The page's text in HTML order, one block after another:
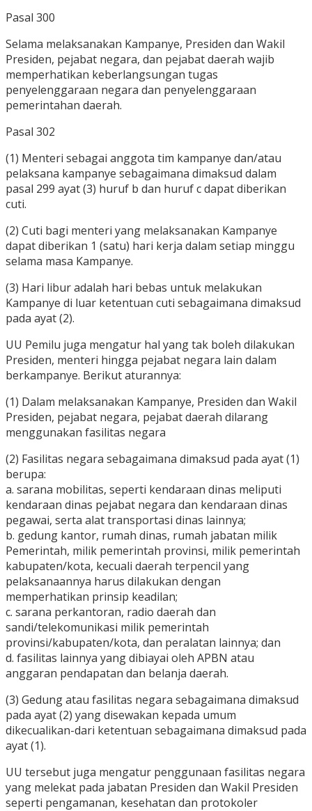
Pasal 300
Selama melaksanakan Kampanye, Presiden dan Wakil
Presiden, pejabat negara, dan pejabat daerah wajib
memperhatikan keberlangsungan tugas
penyelenggaraan negara dan penyelenggaraan
pemerintahan daerah.
Pasal 302
(1) Menteri sebagai anggota tim kampanye dan/atau
pelaksana kampanye sebagaimana dimaksud dalam
pasal 299 ayat (3) huruf b dan huruf c dapat diberikan
cuti.
(2) Cuti bagi menteri yang melaksanakan Kampanye
dapat diberikan 1 (satu) hari kerja dalam setiap minggu
selama masa Kampanye.
(3) Hari libur adalah hari bebas untuk melakukan
Kampanye di luar ketentuan cuti sebagaimana dimaksud
pada ayat (2).
UU Pemilu juga mengatur hal yang tak boleh dilakukan
Presiden, menteri hingga pejabat negara lain dalam
berkampanye. Berikut aturannya:
(1) Dalam melaksanakan Kampanye, Presiden dan Wakil
Presiden, pejabat negara, pejabat daerah dilarang
menggunakan fasilitas negara
(2) Fasilitas negara sebagaimana dimaksud pada ayat (1)
berupa:
a. sarana mobilitas, seperti kendaraan dinas meliputi
kendaraan dinas pejabat negara dan kendaraan dinas
pegawai, serta alat transportasi dinas lainnya;
b. gedung kantor, rumah dinas, rumah jabatan milik
Pemerintah, milik pemerintah provinsi, milik pemerintah
kabupaten/kota, kecuali daerah terpencil yang
pelaksanaannya harus dilakukan dengan
memperhatikan prinsip keadilan;
c. sarana perkantoran, radio daerah dan
sandi/telekomunikasi milik pemerintah
provinsi/kabupaten/kota, dan peralatan lainnya; dan
d. fasilitas lainnya yang dibiayai oleh APBN atau
anggaran pendapatan dan belanja daerah.
(3) Gedung atau fasilitas negara sebagaimana dimaksud
pada ayat (2) yang disewakan kepada umum
dikecualikan-dari ketentuan sebagaimana dimaksud pada
ayat (1).
UU tersebut juga mengatur penggunaan fasilitas negara
yang melekat pada jabatan Presiden dan Wakil Presiden
seperti pengamanan, kesehatan dan protokoler